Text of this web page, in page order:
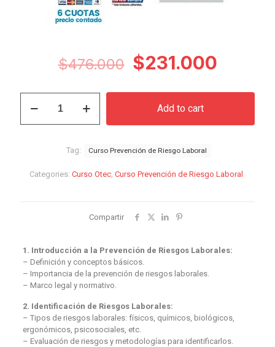
$476.000 Original
was:
$476.000.
$231.000
is:
Prevención
Add to cart
Categories: Curso Otec, Curso Prevención de Riesgo Laboral
Tag: Curso Prevención de Riesgo Laboral
Compartir
1. Introducción a la Prevención de Riesgos Laborales:
– Definición y conceptos básicos.
– Importancia de la prevención de riesgos laborales.
– Marco legal y normativo.
2. Identificación de Riesgos Laborales:
– Tipos de riesgos laborales: físicos, químicos, biológicos,
ergonómicos, psicosociales, etc.
– Evaluación de riesgos y metodologías para identificarlos.